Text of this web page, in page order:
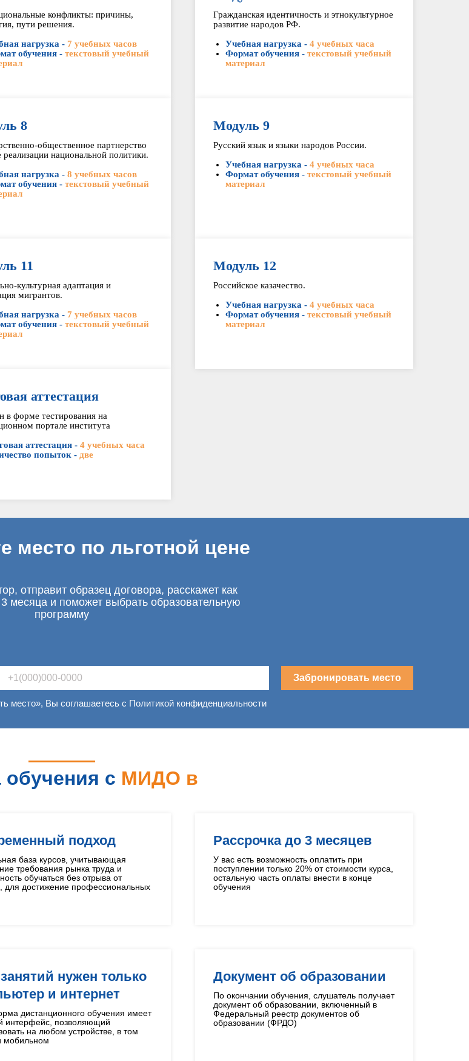
конфликты: причины,
пути решения.
нагрузка - 7 учебных часов
обучения - текстовый учебный
Гражданская идентичность и этнокультурное
развитие народов РФ.
Учебная нагрузка - 4 учебных часа
Формат обучения - текстовый учебный
материал
8
общественное партнерство
реализации национальной политики.
нагрузка - 8 учебных часов
обучения - текстовый учебный
Модуль 9
Русский язык и языки народов России.
Учебная нагрузка - 4 учебных часа
Формат обучения - текстовый учебный
материал
11
культурная адаптация и
мигрантов.
нагрузка - 7 учебных часов
обучения - текстовый учебный
Модуль 12
Российское казачество.
Учебная нагрузка - 4 учебных часа
Формат обучения - текстовый учебный
материал
аттестация
в форме тестирования на
портале института
аттестация - 4 учебных часа
попыток - две
место по льготной цене
отправит образец договора, расскажет как
3 месяца и поможет выбрать образовательную
программу
Забронировать место
место», Вы соглашаетесь с Политикой конфиденциальности
с МИДО в
подход
база курсов, учитывающая
требования рынка труда и
обучаться без отрыва от
для достижение профессиональных
Рассрочка до 3 месяцев
У вас есть возможность оплатить при
поступлении только 20% от стоимости курса,
остальную часть оплаты внести в конце
обучения
нужен только
и интернет
дистанционного обучения имеет
интерфейс, позволяющий
на любом устройстве, в том
мобильном
Документ об образовании
По окончании обучения, слушатель получает
документ об образовании, включенный в
Федеральный реестр документов об
образовании (ФРДО)